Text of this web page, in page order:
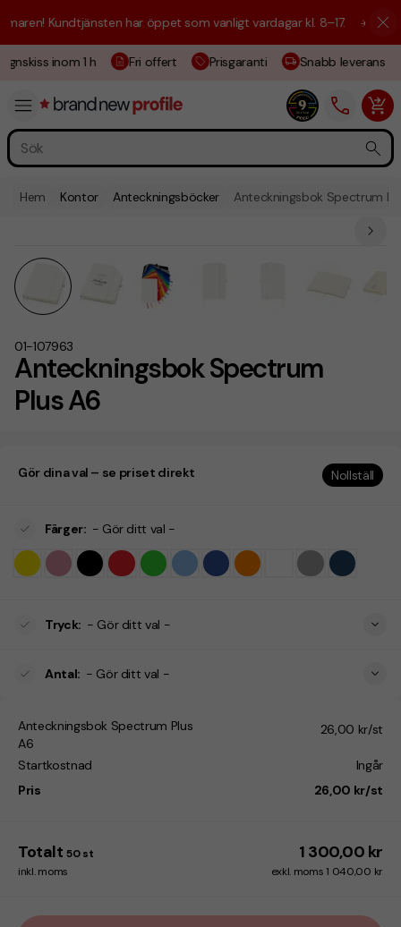
Kundtjänsten har öppet som vanligt vardagar kl. 8–17. ☀️ Vi är
inom 1 h Fri offert Prisgaranti Snabb leverans
Hem Kontor Anteckningsböcker Anteckningsbok Spectrum
Anteckningsbok Spectrum
Plus A6
01-107963
Gör dina val – se priset direkt Nollställ
Färger: - Gör ditt val -
Tryck: - Gör ditt val -
Antal: - Gör ditt val -
Anteckningsbok Spectrum Plus
A6
26,00 kr/st
Startkostnad
Ingår
Pris
26,00 kr/st
Totalt 50 st 1 300,00 kr
inkl. moms exkl. moms 1 040,00 kr